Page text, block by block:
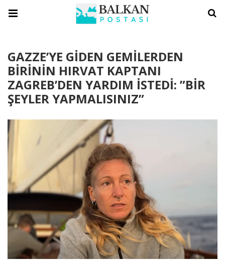
GAZZE’YE GİDEN GEMİLERDEN
BİRİNİN HIRVAT KAPTANI
ZAGREB’DEN YARDIM İSTEDİ: ”BİR
ŞEYLER YAPMALISINIZ”